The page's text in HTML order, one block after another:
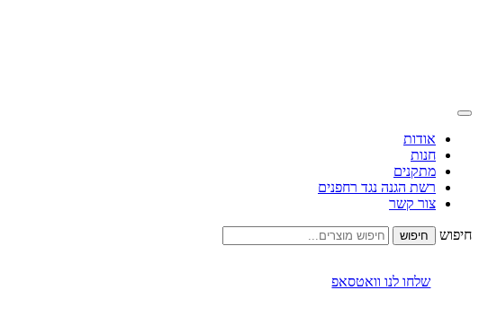
אודות
חנות
מתקנים
רשת הגנה נגד רחפנים
צור קשר
חיפוש
שלחו לנו וואטסאפ